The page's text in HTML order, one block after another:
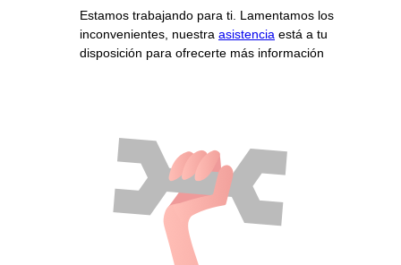
Estamos trabajando para ti. Lamentamos los
inconvenientes, nuestra asistencia está a tu
disposición para ofrecerte más información